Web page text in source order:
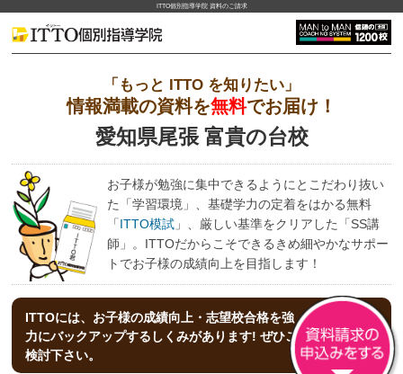
ITTO個別指導学院 資料のご請求
「もっと ITTO を知りたい」
情報満載の資料を無料でお届け！
愛知県尾張 富貴の台校
お子様が勉強に集中できるようにとこだわり抜い
た「学習環境」、基礎学力の定着をはかる無料
「ITTO模試」、厳しい基準をクリアした「SS講
師」。ITTOだからこそできるきめ細やかなサポー
トでお子様の成績向上を目指します！
ITTOには、お子様の成績向上・志望校合格を強
力にバックアップする しくみがあります! ぜひご
検討下さい。